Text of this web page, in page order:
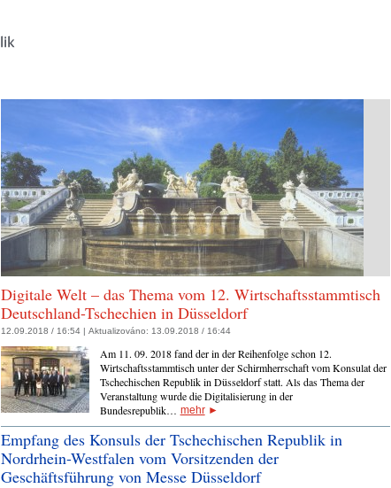
Digitale Welt – das Thema vom 12. Wirtschaftsstammtisch
Deutschland-Tschechien in Düsseldorf
12.09.2018 / 16:54 | Aktualizováno: 13.09.2018 / 16:44
Am 11. 09. 2018 fand der in der Reihenfolge schon 12.
Wirtschaftsstammtisch unter der Schirmherrschaft vom Konsulat der
Tschechischen Republik in Düsseldorf statt. Als das Thema der
Veranstaltung wurde die Digitalisierung in der
Bundesrepublik… mehr►
Empfang des Konsuls der Tschechischen Republik in
Nordrhein-Westfalen vom Vorsitzenden der
Geschäftsführung von Messe Düsseldorf